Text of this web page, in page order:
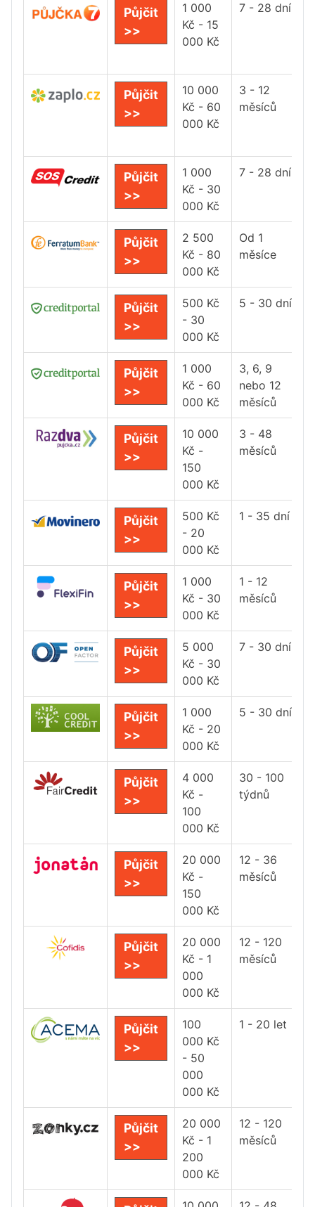
Půjčit
>>
1 000
Kč - 15
000 Kč
7 - 28 dní
Půjčit
>>
10 000
Kč - 60
000 Kč
3 - 12
měsíců
Půjčit
>>
1 000
Kč - 30
000 Kč
7 - 28 dní
Půjčit
>>
2 500
Kč - 80
000 Kč
Od 1
měsíce
Půjčit
>>
500 Kč
- 30
000 Kč
5 - 30 dní
Půjčit
>>
1 000
Kč - 60
000 Kč
3, 6, 9
nebo 12
měsíců
Půjčit
>>
10 000
Kč -
150
000 Kč
3 - 48
měsíců
Půjčit
>>
500 Kč
- 20
000 Kč
1 - 35 dní
Půjčit
>>
1 000
Kč - 30
000 Kč
1 - 12
měsíců
Půjčit
>>
5 000
Kč - 30
000 Kč
7 - 30 dní
Půjčit
>>
1 000
Kč - 20
000 Kč
5 - 30 dní
Půjčit
>>
4 000
Kč -
100
000 Kč
30 - 100
týdnů
Půjčit
>>
20 000
Kč -
150
000 Kč
12 - 36
měsíců
Půjčit
>>
20 000
Kč - 1
000
000 Kč
12 - 120
měsíců
Půjčit
>>
100
000 Kč
- 50
000
000 Kč
1 - 20 let
Půjčit
>>
20 000
Kč - 1
200
000 Kč
12 - 120
měsíců